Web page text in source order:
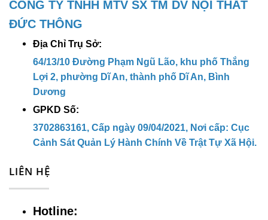
CÔNG TY TNHH MTV SX TM DV NỘI THẤT
ĐỨC THÔNG
Địa Chỉ Trụ Sở:
64/13/10 Đường Phạm Ngũ Lão, khu phố Thắng
Lợi 2, phường Dĩ An, thành phố Dĩ An, Bình
Dương
GPKD Số:
3702863161, Cấp ngày 09/04/2021, Nơi cấp: Cục
Cảnh Sát Quản Lý Hành Chính Về Trật Tự Xã Hội.
LIÊN HỆ
Hotline: